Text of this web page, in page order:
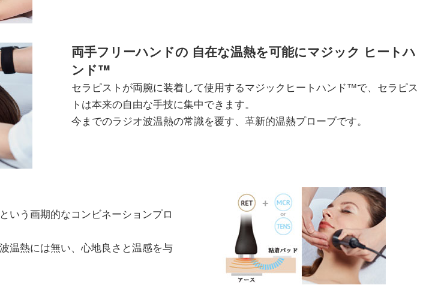
両手フリーハンドの 自在な温熱を可能にマジック ヒートハ
ンド™
セラピストが両腕に装着して使用するマジックヒートハンド™で、セラピス
トは本来の自由な手技に集中できます。
今までのラジオ波温熱の常識を覆す、革新的温熱プローブです。
いう画期的なコンビネーションプロ
温熱には無い、心地良さと温感を与